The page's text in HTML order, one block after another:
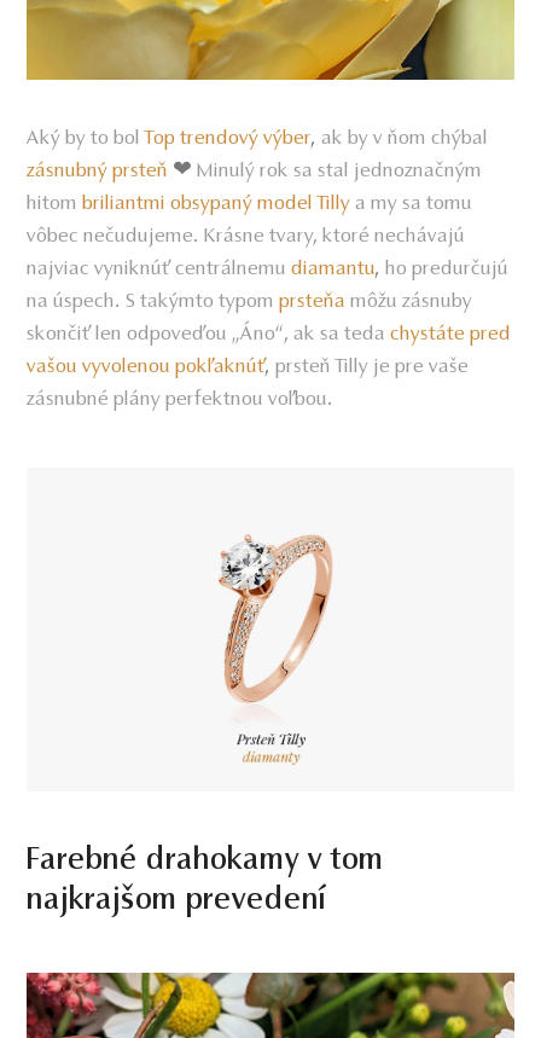
Aký by to bol Top trendový výber,ak by v ňom chýbal
zásnubný prsteň ❤ Minulý rok sa stal jednoznačným
hitom briliantmi obsypaný model Tilly a my sa tomu
vôbec nečudujeme. Krásne tvary, ktoré nechávajú
najviac vyniknúť centrálnemu diamantu, ho predurčujú
na úspech. S takýmto typom prsteňa môžu zásnuby
skončiť len odpoveďou „Áno“, ak sa teda chystáte pred
vašou vyvolenou pokľaknúť,prsteň Tilly je pre vaše
zásnubné plány perfektnou voľbou.
Farebné drahokamy v tom
najkrajšom prevedení